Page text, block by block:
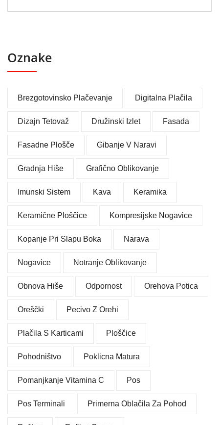
Oznake
Brezgotovinsko Plačevanje Digitalna Plačila
Dizajn Tetovaž Družinski Izlet Fasada
Fasadne Plošče Gibanje V Naravi
Gradnja Hiše Grafično Oblikovanje
Imunski Sistem Kava Keramika
Keramične Ploščice Kompresijske Nogavice
Kopanje Pri Slapu Boka Narava
Nogavice Notranje Oblikovanje
Obnova Hiše Odpornost Orehova Potica
Oreščki Pecivo Z Orehi
Plačila S Karticami Ploščice
Pohodništvo Poklicna Matura
Pomanjkanje Vitamina C Pos
Pos Terminali Primerna Oblačila Za Pohod